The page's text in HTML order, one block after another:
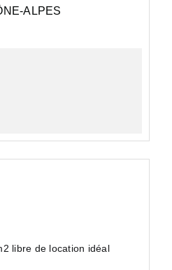
ALPES
libre de location idéal